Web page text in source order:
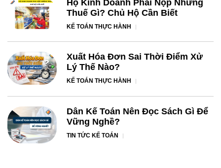
Hộ Kinh Doanh Phải Nộp Những
Thuế Gì? Chủ Hộ Cần Biết
KẾ TOÁN THỰC HÀNH
Xuất Hóa Đơn Sai Thời Điểm Xử
Lý Thế Nào?
KẾ TOÁN THỰC HÀNH
Dân Kế Toán Nên Đọc Sách Gì Để
Vững Nghề?
TIN TỨC KẾ TOÁN